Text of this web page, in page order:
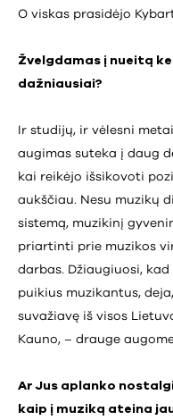
O viskas prasidėjo
Žvelgdamas į nueitą
dažniausiai?
Ir studijų, ir vėlesni
augimas suteka į daug
kai reikėjo išsikovoti
aukščiau. Nesu muzikų
sistemą, muzikinį
priartinti prie muzikos
darbas. Džiaugiuosi,
puikius muzikantus,
suvažiavę iš visos
Kauno, – drauge
Ar Jus aplanko
kaip į muziką ateina